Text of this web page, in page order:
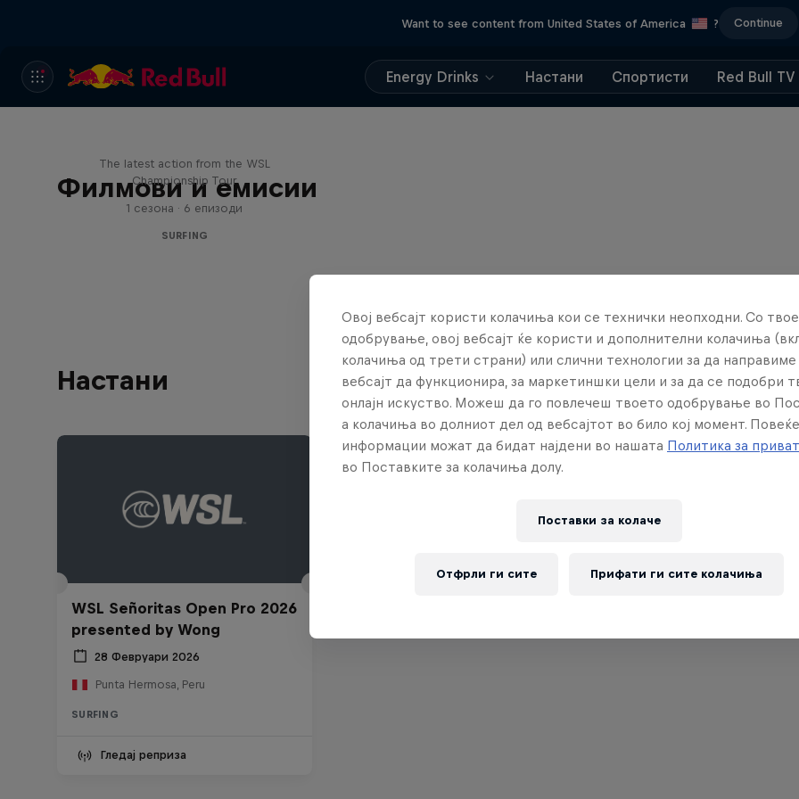
Want to see content from United States of America ? Continue
Energy Drinks Настани Спортисти Red Bull TV
Филмови и емисии
The latest action from the WSL
Championship Tour
1 сезона · 6 епизоди
SURFING
Настани
WSL Señoritas Open Pro 2026
presented by Wong
28 Февруари 2026
Punta Hermosa, Peru
SURFING
Гледај реприза
Овој вебсајт користи колачиња кои се технички неопходни. Со твое
одобрување, овој вебсајт ќе користи и дополнителни колачиња
колачиња од трети страни) или слични технологии за да
вебсајт да функционира, за маркетиншки цели и за да се подобри
онлајн искуство. Можеш да го повлечеш твоето одобрување во
а колачиња во долниот дел од вебсајтот во било кој момент. Повеќе
информации можат да бидат најдени во нашата Политика за
во Поставките за колачиња долу.
Поставки за колачe
Отфрли ги сите Прифати ги сите колачиња